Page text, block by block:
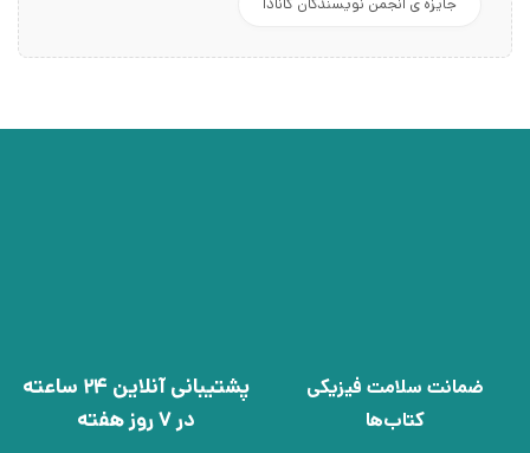
ضمانت سلامت فیزیکی
کتاب‌ها
پشتیبانی آنلاین 24 ساعته
در 7 روز هفته